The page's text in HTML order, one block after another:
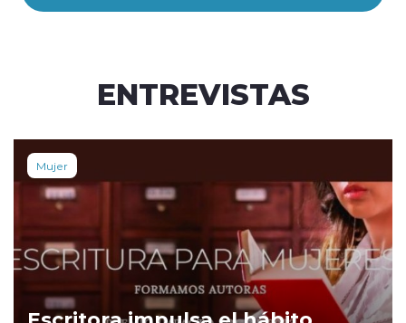
ENTREVISTAS
Mujer